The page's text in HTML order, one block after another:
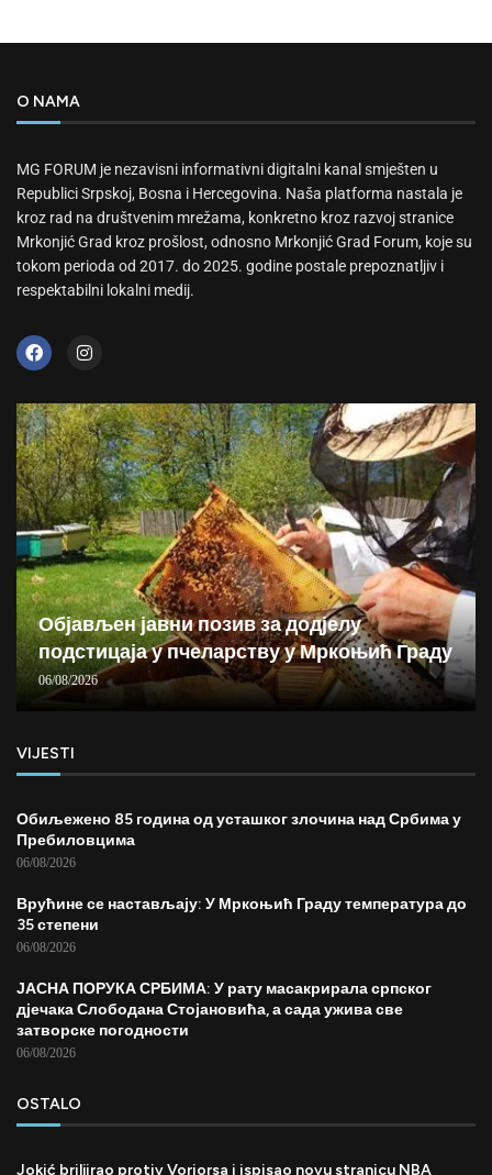
O NAMA
MG FORUM je nezavisni informativni digitalni kanal smješten u
Republici Srpskoj, Bosna i Hercegovina. Naša platforma nastala je
kroz rad na društvenim mrežama, konkretno kroz razvoj stranice
Mrkonjić Grad kroz prošlost, odnosno Mrkonjić Grad Forum, koje su
tokom perioda od 2017. do 2025. godine postale prepoznatljiv i
respektabilni lokalni medij.
Објављен јавни позив за додјелу
подстицаја у пчеларству у Мркоњић Граду
06/08/2026
VIJESTI
Обиљежено 85 година од усташког злочина над Србима у
Пребиловцима
06/08/2026
Врућине се настављају: У Мркоњић Граду температура до
35 степени
06/08/2026
ЈАСНА ПОРУКА СРБИМА: У рату масакрирала српског
дјечака Слободана Стојановића, а сада ужива све
затворске погодности
06/08/2026
OSTALO
Jokić briljirao protiv Voriorsa i ispisao novu stranicu NBA